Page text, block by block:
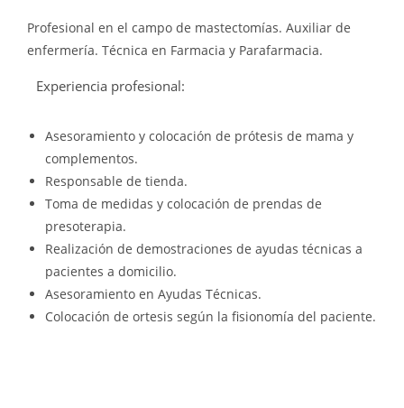
Profesional en el campo de mastectomías. Auxiliar de
enfermería. Técnica en Farmacia y Parafarmacia.
Experiencia profesional:
Asesoramiento y colocación de prótesis de mama y
complementos.
Responsable de tienda.
Toma de medidas y colocación de prendas de
presoterapia.
Realización de demostraciones de ayudas técnicas a
pacientes a domicilio.
Asesoramiento en Ayudas Técnicas.
Colocación de ortesis según la fisionomía del paciente.